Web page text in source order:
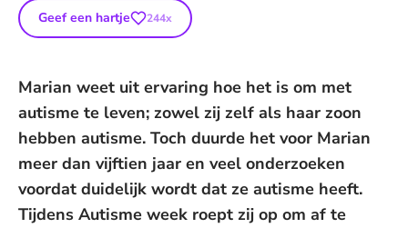
Geef een hartje 244x
Marian weet uit ervaring hoe het is om met
autisme te leven; zowel zij zelf als haar zoon
hebben autisme. Toch duurde het voor Marian
meer dan vijftien jaar en veel onderzoeken
voordat duidelijk wordt dat ze autisme heeft.
Tijdens Autisme week roept zij op om af te